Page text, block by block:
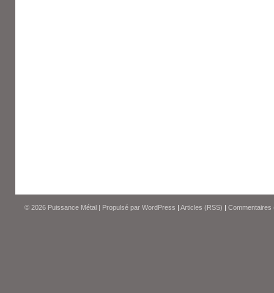
© 2026 Puissance Métal | Propulsé par WordPress | Articles (RSS) | Commentaires